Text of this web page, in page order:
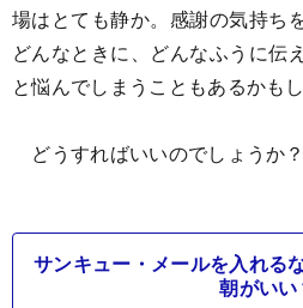
場はとても静か。感謝の気持ち
どんなときに、どんなふうに伝
と悩んでしまうこともあるかもし
どうすればいいのでしょうか？
サンキュー・メールを入れる
朝がいい